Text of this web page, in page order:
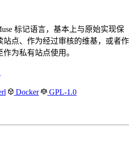
标记语言，基本上与原始实现保
站点、作为经过审核的维基，或者作
为私有站点使用。
Docker GPL-1.0